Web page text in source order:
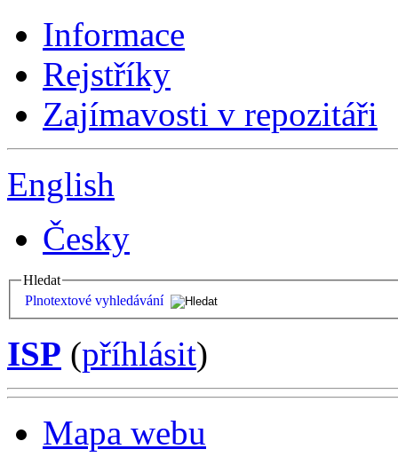
Informace
Rejstříky
Zajímavosti v repozitáři
English
Česky
Hledat
Plnotextové vyhledávání
ISP (příhlásit)
Mapa webu